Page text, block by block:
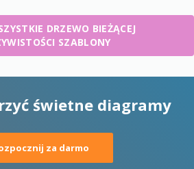
DRZEWO BIEŻĄCEJ
SZABLONY
świetne diagramy
za darmo